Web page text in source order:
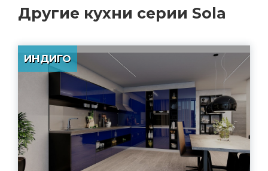
Другие кухни серии Sola
ИНДИГО